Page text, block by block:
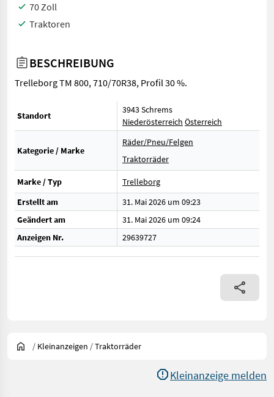
70 Zoll
Traktoren
BESCHREIBUNG
Trelleborg TM 800, 710/70R38, Profil 30 %.
Standort
3943 Schrems
Niederösterreich Österreich
Kategorie / Marke
Räder/Pneu/Felgen
Traktorräder
Marke / Typ
Trelleborg
Erstellt am
31. Mai 2026 um 09:23
Geändert am
31. Mai 2026 um 09:24
Anzeigen Nr.
29639727
/ Kleinanzeigen /Traktorräder
Kleinanzeige melden